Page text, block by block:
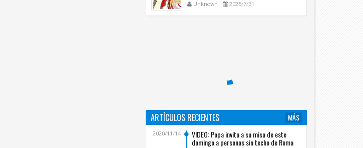
Unknown 2026/7/31
ARTÍCULOS RECIENTES
MÁS
VIDEO: Papa invita a su misa de este
domingo a personas sin techo de Roma
2020/11/14